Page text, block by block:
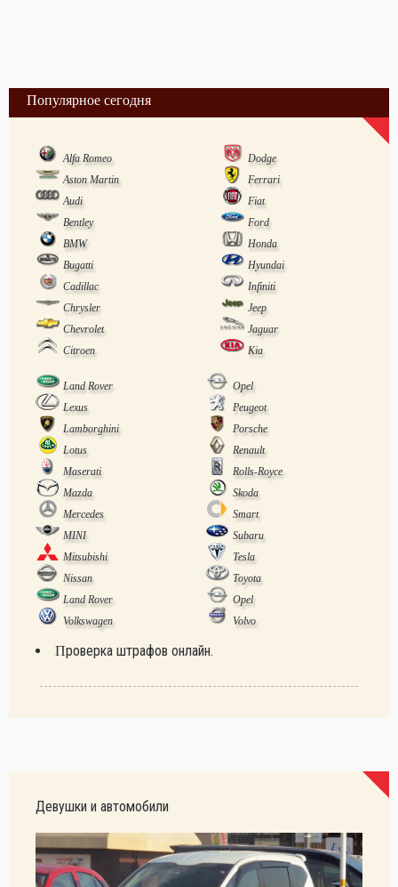
Популярное сегодня
Alfa Romeo
Dodge
Aston Martin
Ferrari
Audi
Fiat
Bentley
Ford
BMW
Honda
Bugatti
Hyundai
Cadillac
Infiniti
Chrysler
Jeep
Chevrolet
Jaguar
Citroen
Kia
Land Rover
Opel
Lexus
Peugeot
Lamborghini
Porsche
Lotus
Renault
Maserati
Rolls-Royce
Mazda
Skoda
Mercedes
Smart
MINI
Subaru
Mitsubishi
Tesla
Nissan
Toyota
Land Rover
Opel
Volkswagen
Volvo
Проверка штрафов онлайн.
Девушки и автомобили